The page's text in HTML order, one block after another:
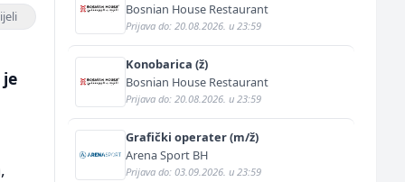
Bosnian House Restaurant
Prijava do: 20.08.2026. u 23:59
Konobarica (ž)
Bosnian House Restaurant
Prijava do: 20.08.2026. u 23:59
Grafički operater (m/ž)
Arena Sport BH
Prijava do: 03.09.2026. u 23:59